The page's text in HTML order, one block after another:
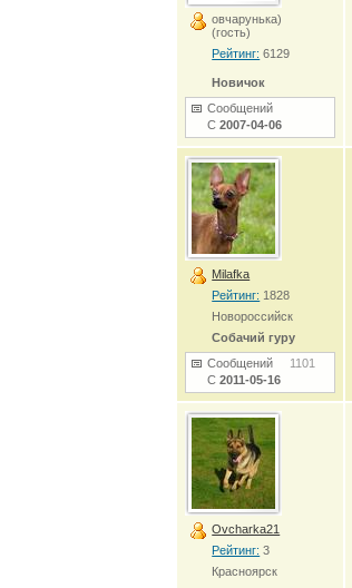
овчарунька)
(гость)
Рейтинг: 6129
Новичок
Сообщений
С2007-04-06
Milafka
Рейтинг: 1828
Новороссийск
Собачий гуру
Сообщений 1101
С2011-05-16
Ovcharka21
Рейтинг: 3
Красноярск